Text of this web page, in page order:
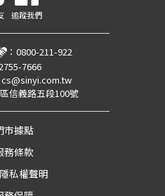
追蹤我們
： 0800-211-922
7666
cs@sinyi.com.tw
信義路五段100號
市據點
務條款
私權聲明